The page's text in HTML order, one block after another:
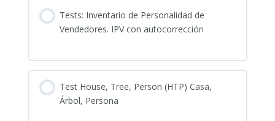
Tests: Inventario de Personalidad de
Vendedores. IPV con autocorrección
Test House, Tree, Person (HTP) Casa,
Árbol, Persona